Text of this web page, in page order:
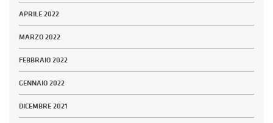
APRILE 2022
MARZO 2022
FEBBRAIO 2022
GENNAIO 2022
DICEMBRE 2021